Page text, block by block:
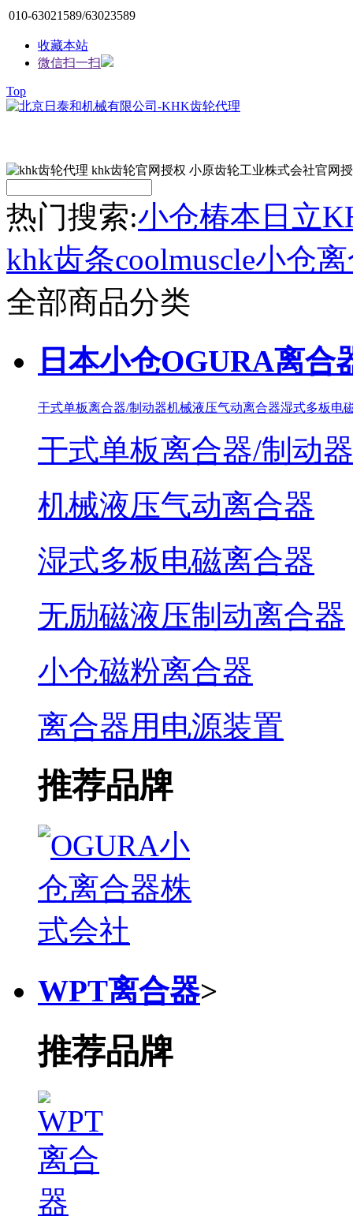
010-63021589/63023589
收藏本站
微信扫一扫
Top
热门搜索:小仓椿本 日立
khk齿条coolmuscle小仓
全部商品分类
日本小仓OGURA离合
干式单板离合器/制动器机械液压气动离合器湿式多板电
干式单板离合器/制动器
机械液压气动离合器
湿式多板电磁离合器
无励磁液压制动离合器
小仓磁粉离合器
离合器用电源装置
推荐品牌
WPT离合器>
推荐品牌